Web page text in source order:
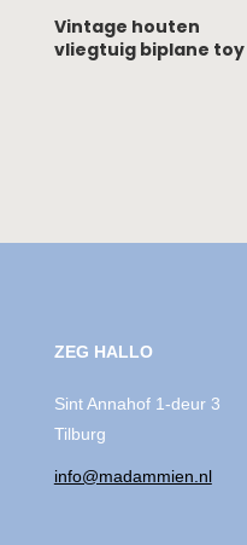
Vintage houten
vliegtuig biplane toy
ZEG HALLO
Sint Annahof 1-deur 3
Tilburg
info@madammien.nl